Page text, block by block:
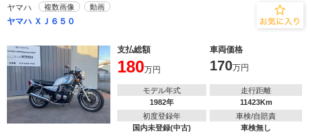
ヤマハ 複数画像 動画
ヤマハ ＸＪ６５０
支払総額 車両価格
180万円 170万円
モデル年式
1982年
走行距離
11423Km
初度登録年
国内未登録(中古)
車検/自賠責
車検無し